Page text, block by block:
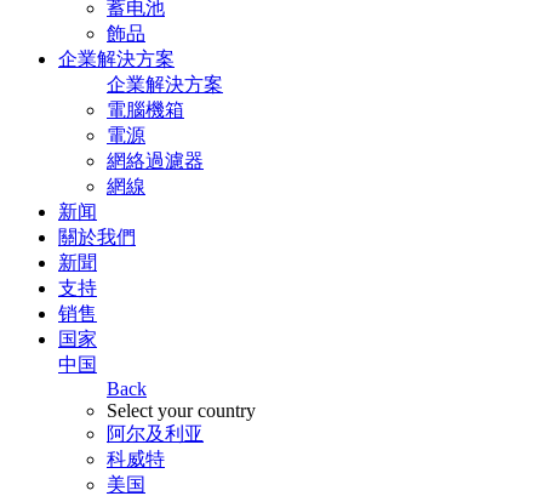
蓄电池
飾品
企業解決方案
企業解決方案
電腦機箱
電源
網絡過濾器
網線
新闻
關於我們
新聞
支持
销售
国家
中国
Back
Select your country
阿尔及利亚
科威特
美国